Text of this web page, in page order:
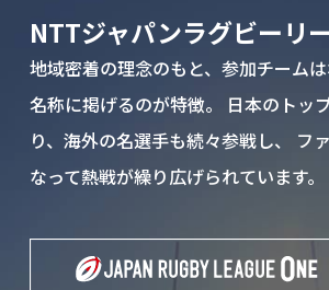
NTTジャパンラグビーリ
地域密着の理念のもと、参加チーム
名称に掲げるのが特徴。
日本のトッ
り、海外の名選手も続々参戦し、
フ
なって熱戦が繰り広げられています。